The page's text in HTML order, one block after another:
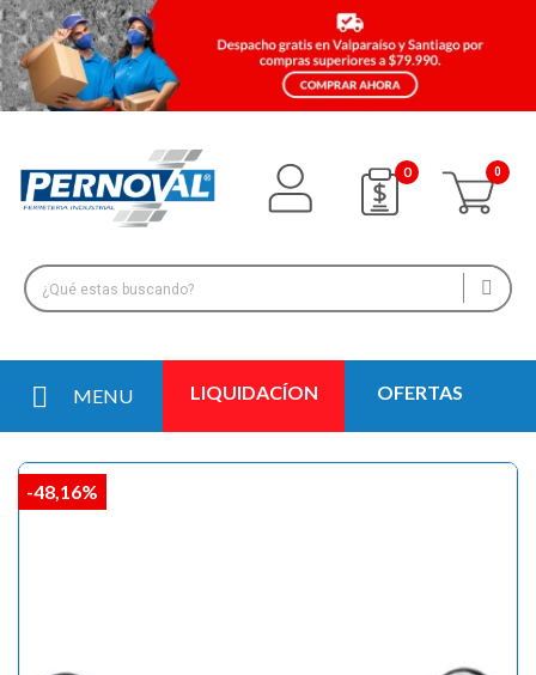
0
MENU LIQUIDACÍON OFERTAS
-48,16%